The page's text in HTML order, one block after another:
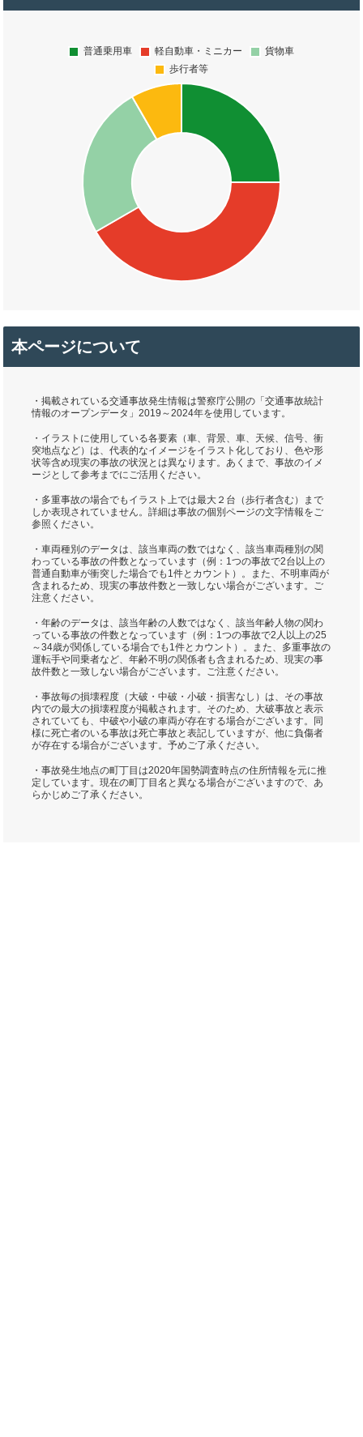
本ページについて
・掲載されている交通事故発生情報は警察庁公開の「交通事故統計
情報のオープンデータ」2019～2024年を使用しています。
・イラストに使用している各要素（車、背景、車、天候、信号、衝
突地点など）は、代表的なイメージをイラスト化しており、色や形
状等含め現実の事故の状況とは異なります。あくまで、事故のイメ
ージとして参考までにご活用ください。
・多重事故の場合でもイラスト上では最大２台（歩行者含む）まで
しか表現されていません。詳細は事故の個別ページの文字情報をご
参照ください。
・車両種別のデータは、該当車両の数ではなく、該当車両種別の関
わっている事故の件数となっています（例：1つの事故で2台以上の
普通自動車が衝突した場合でも1件とカウント）。また、不明車両が
含まれるため、現実の事故件数と一致しない場合がございます。ご
注意ください。
・年齢のデータは、該当年齢の人数ではなく、該当年齢人物の関わ
っている事故の件数となっています（例：1つの事故で2人以上の25
～34歳が関係している場合でも1件とカウント）。また、多重事故の
運転手や同乗者など、年齢不明の関係者も含まれるため、現実の事
故件数と一致しない場合がございます。ご注意ください。
・事故毎の損壊程度（大破・中破・小破・損害なし）は、その事故
内での最大の損壊程度が掲載されます。そのため、大破事故と表示
されていても、中破や小破の車両が存在する場合がございます。同
様に死亡者のいる事故は死亡事故と表記していますが、他に負傷者
が存在する場合がございます。予めご了承ください。
・事故発生地点の町丁目は2020年国勢調査時点の住所情報を元に推
定しています。現在の町丁目名と異なる場合がございますので、あ
らかじめご了承ください。